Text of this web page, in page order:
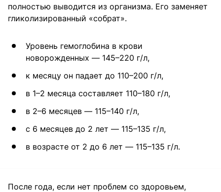
полностью выводится из организма. Его заменяет
гликолизированный «собрат».
Уровень гемоглобина в крови
новорожденных — 145–220 г/л,
к месяцу он падает до 110–200 г/л,
в 1–2 месяца составляет 110–180 г/л,
в 2–6 месяцев — 115–140 г/л,
с 6 месяцев до 2 лет — 115–135 г/л,
в возрасте от 2 до 6 лет — 115–135 г/л.
После года, если нет проблем со здоровьем,